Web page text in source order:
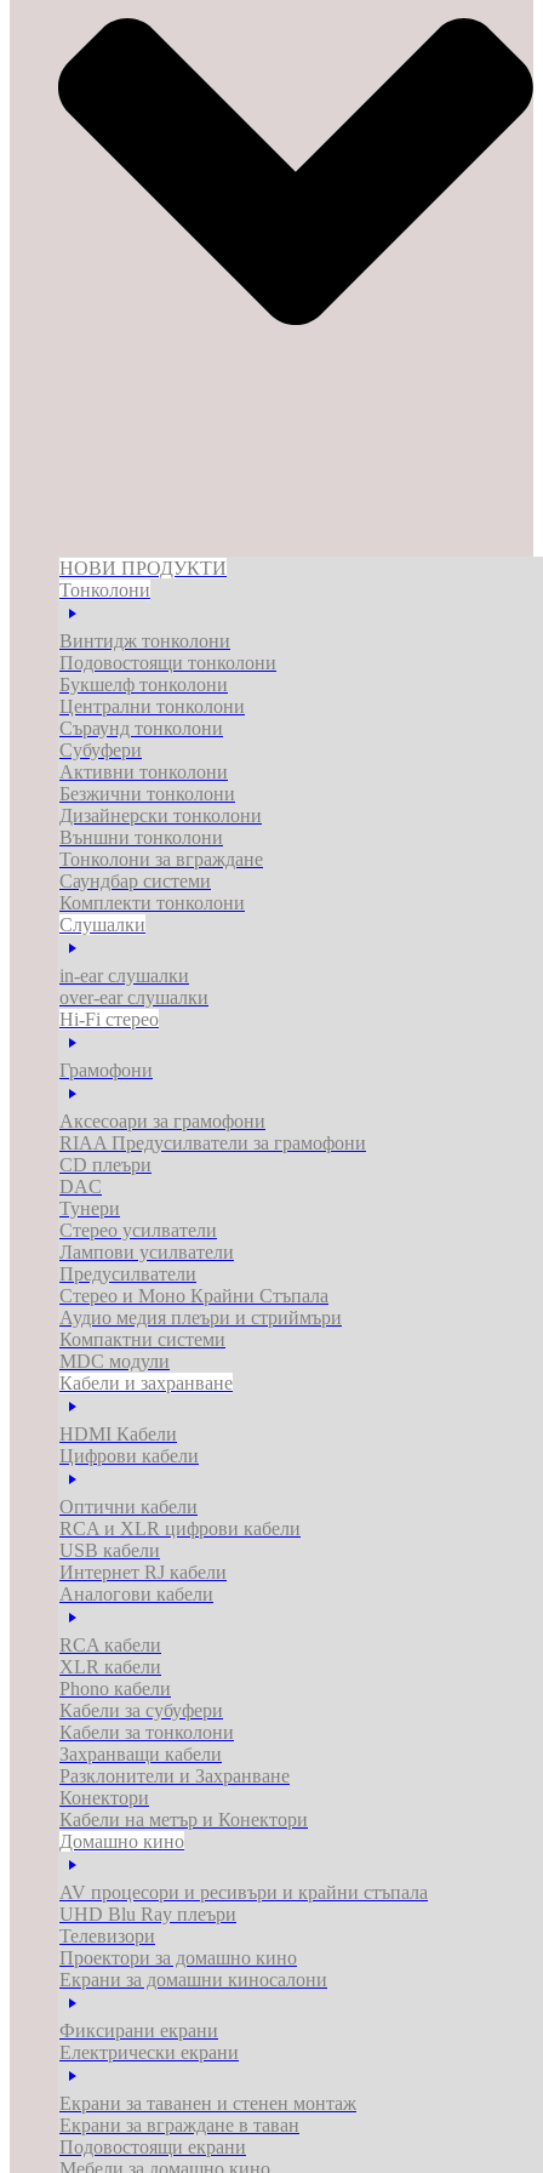
НОВИ ПРОДУКТИ
Тонколони
Винтидж тонколони
Подовостоящи тонколони
Букшелф тонколони
Централни тонколони
Съраунд тонколони
Субуфери
Активни тонколони
Безжични тонколони
Дизайнерски тонколони
Външни тонколони
Тонколони за вграждане
Саундбар системи
Комплекти тонколони
Слушалки
in-ear слушалки
over-ear слушалки
Hi-Fi стерео
Грамофони
Аксесоари за грамофони
RIAA Предусилватели за грамофони
CD плеъри
DAC
Тунери
Стерео усилватели
Лампови усилватели
Предусилватели
Стерео и Моно Крайни Стъпала
Аудио медия плеъри и стриймъри
Компактни системи
MDC модули
Кабели и захранване
HDMI Кабели
Цифрови кабели
Оптични кабели
RCA и XLR цифрови кабели
USB кабели
Интернет RJ кабели
Аналогови кабели
RCA кабели
XLR кабели
Phono кабели
Кабели за субуфери
Кабели за тонколони
Захранващи кабели
Разклонители и Захранване
Конектори
Кабели на метър и Конектори
Домашно кино
AV процесори и ресивъри и крайни стъпала
UHD Blu Ray плеъри
Телевизори
Проектори за домашно кино
Екрани за домашни киносалони
Фиксирани екрани
Електрически екрани
Екрани за таванен и стенен монтаж
Екрани за вграждане в таван
Подовостоящи екрани